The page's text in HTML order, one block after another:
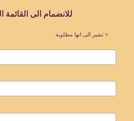
للانضمام الى القائمة
*تشير الى انها مطلوبة